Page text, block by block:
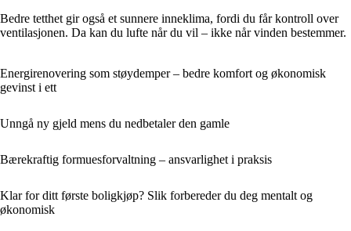
Bedre tetthet gir også et sunnere inneklima, fordi du får kontroll over
ventilasjonen. Da kan du lufte når du vil – ikke når vinden bestemmer.
Energirenovering som støydemper – bedre komfort og økonomisk
gevinst i ett
Unngå ny gjeld mens du nedbetaler den gamle
Bærekraftig formuesforvaltning – ansvarlighet i praksis
Klar for ditt første boligkjøp? Slik forbereder du deg mentalt og
økonomisk